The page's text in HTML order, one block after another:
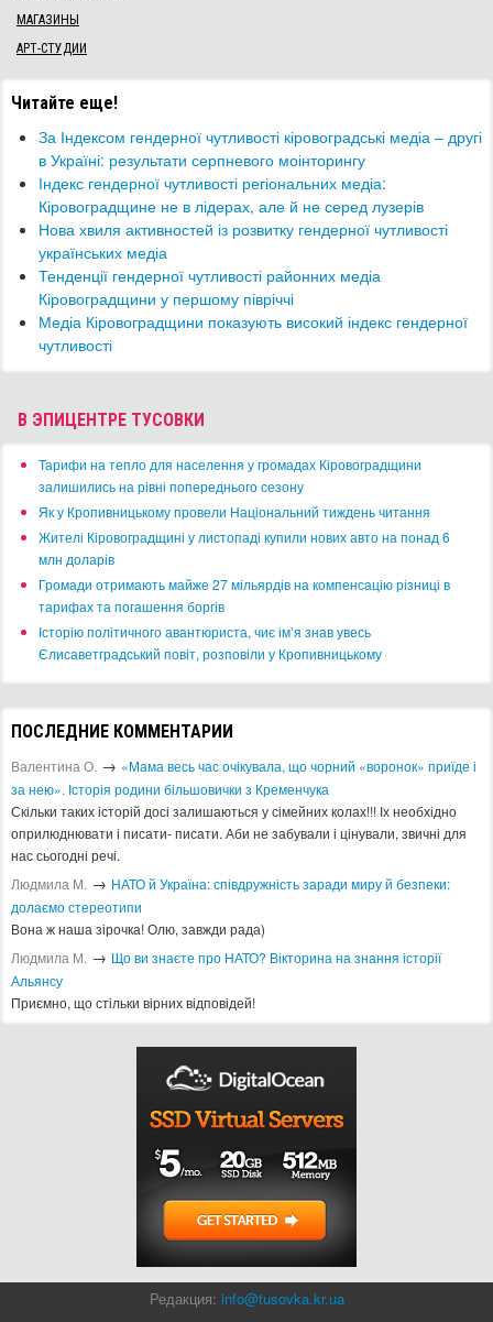
МАГАЗИНЫ
АРТ-СТУДИИ
Читайте еще!
За Індексом гендерної чутливості кіровоградські медіа – другі
в Україні: результати серпневого моінторингу
​Індекс гендерної чутливості регіональних медіа:
Кіровоградщине не в лідерах, але й не серед лузерів
Нова хвиля активностей із розвитку гендерної чутливості
українських медіа
Тенденції гендерної чутливості районних медіа
Кіровоградщини у першому півріччі
​Медіа Кіровоградщини показують високий індекс гендерної
чутливості
В ЭПИЦЕНТРЕ ТУСОВКИ
​Тарифи на тепло для населення у громадах Кіровоградщини
залишились на рівні попереднього сезону
​Як у Кропивницькому провели Національний тиждень читання
​Жителі Кіровоградщині у листопаді купили нових авто на понад 6
млн доларів
​Громади отримають майже 27 мільярдів на компенсацію різниці в
тарифах та погашення боргів
Історію політичного авантюриста, чиє ім’я знав увесь
Єлисаветградський повіт, розповіли у Кропивницькому
ПОСЛЕДНИЕ КОММЕНТАРИИ
Валентина О. → «Мама весь час очікувала, що чорний «воронок» приїде і
за нею». Історія родини більшовички з Кременчука
Скільки таких історій досі залишаються у сімейних колах!!! Іх необхідно
оприлюднювати і писати- писати. Аби не забували і цінували, звичні для
нас сьогодні речі.
Людмила М. → ​НАТО й Україна: співдружність заради миру й безпеки:
долаємо стереотипи
Вона ж наша зірочка! Олю, завжди рада)
Людмила М. → Що ви знаєте про НАТО? Вікторина на знання історії
Альянсу ​
Приємно, що стільки вірних відповідей!
Редакция: info@tusovka.kr.ua